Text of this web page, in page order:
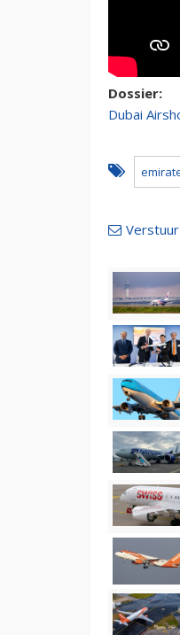
Dossier:
Dubai